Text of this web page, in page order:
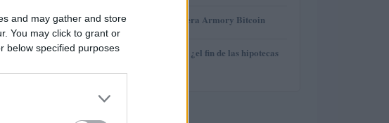
and may gather and store
You may click to grant or
below specified purposes
4 Revisión de billetera Armory Bitcoin
5 Euríbor en caída: ¿el fin de las hipotecas